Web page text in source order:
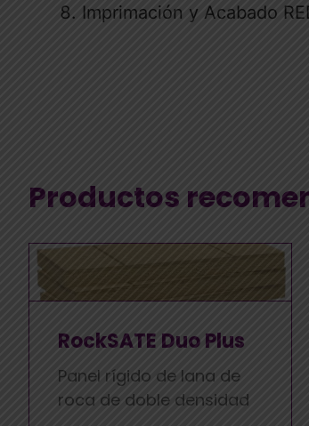
Imprimación y Acabado
Productos
RockSATE Duo Plus
Panel rígido de lana de
roca de doble densidad